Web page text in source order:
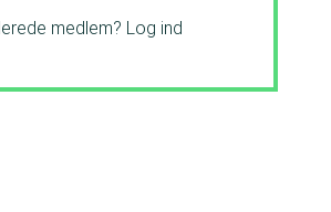
medlem? Log ind